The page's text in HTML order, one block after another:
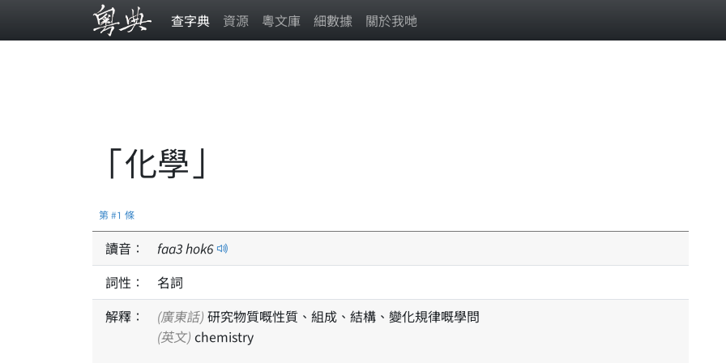
查字典 資源 粵文庫 細數據 關於我哋
「化學」
第 #1 條
讀音： faa3hok6
詞性：
名詞
解釋：
(廣東話) 研究物質嘅性質、組成、結構、變化規律嘅學問
(英文) chemistry